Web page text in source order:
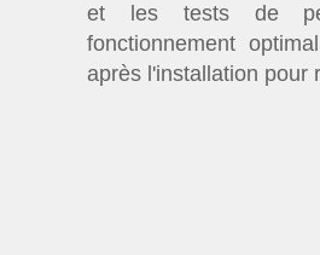
et les tests de
fonctionnement
après l'installation pour